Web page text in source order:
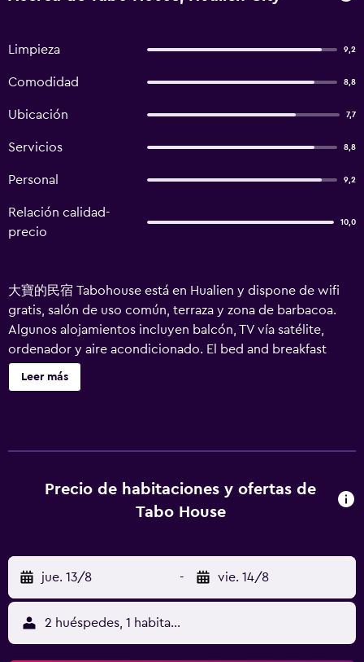
Limpieza 9,2
Comodidad 8,8
Ubicación 7,7
Servicios 8,8
Personal 9,2
Relación calidad-
precio
10,0
大寶的民宿 Tabohouse está en Hualien y dispone de wifi
gratis, salón de uso común, terraza y zona de barbacoa.
Algunos alojamientos incluyen balcón, TV vía satélite,
ordenador y aire acondicionado. El bed and breakfast
ofrece servicio de alquiler de coches. Pine Garden está a
5,5 km del alojamiento, y Lago Liyu está a 14 km. El
Leer más
Precio de habitaciones y ofertas de
Tabo House
jue. 13/8 - vie. 14/8
2 huéspedes, 1 habitación